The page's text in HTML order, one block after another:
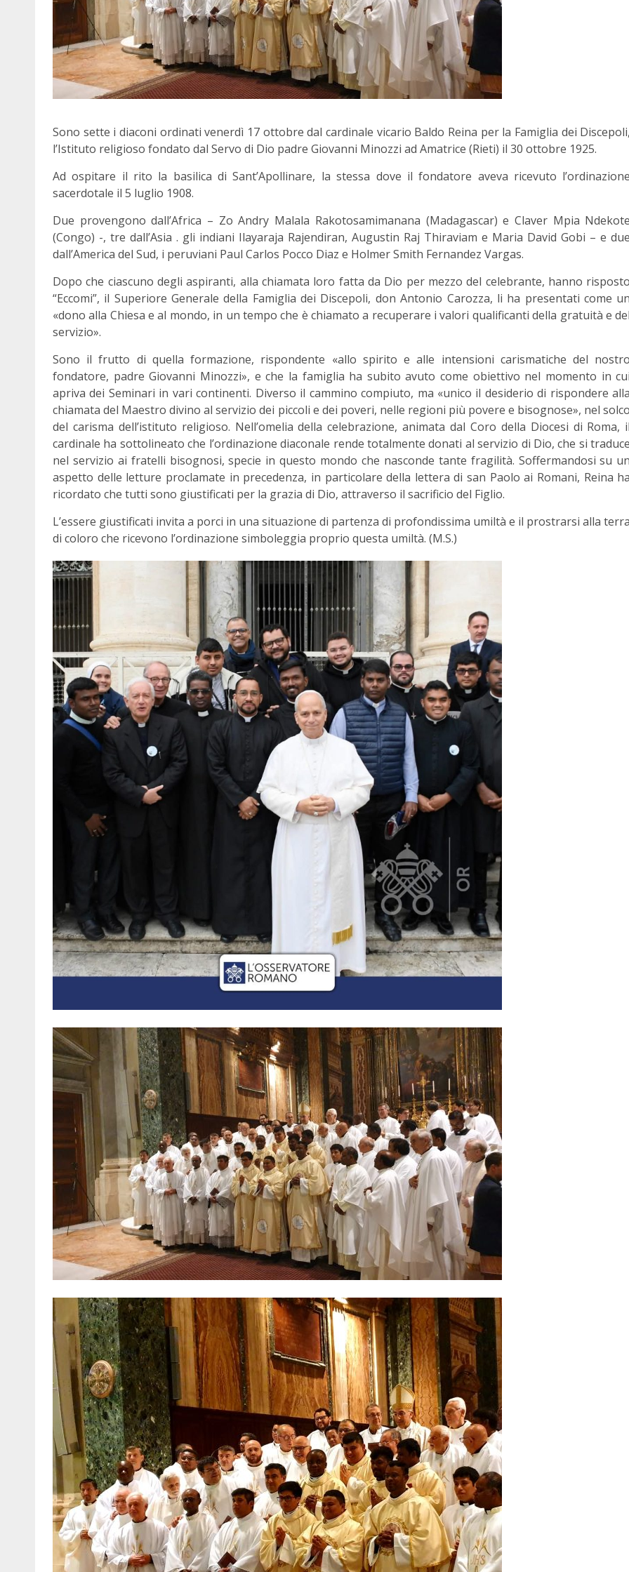
Sono sette i diaconi ordinati venerdì 17 ottobre dal cardinale vicario Baldo Reina per la Famiglia dei Discepoli,
l’Istituto religioso fondato dal Servo di Dio padre Giovanni Minozzi ad Amatrice (Rieti) il 30 ottobre 1925.
Ad ospitare il rito la basilica di Sant’Apollinare, la stessa dove il fondatore aveva ricevuto l’ordinazione
sacerdotale il 5 luglio 1908.
Due provengono dall’Africa – Zo Andry Malala Rakotosamimanana (Madagascar) e Claver Mpia Ndekote
(Congo) -, tre dall’Asia . gli indiani Ilayaraja Rajendiran, Augustin Raj Thiraviam e Maria David Gobi – e due
dall’America del Sud, i peruviani Paul Carlos Pocco Diaz e Holmer Smith Fernandez Vargas.
Dopo che ciascuno degli aspiranti, alla chiamata loro fatta da Dio per mezzo del celebrante, hanno risposto
“Eccomi”, il Superiore Generale della Famiglia dei Discepoli, don Antonio Carozza, li ha presentati come un
«dono alla Chiesa e al mondo, in un tempo che è chiamato a recuperare i valori qualificanti della gratuità e del
servizio».
Sono il frutto di quella formazione, rispondente «allo spirito e alle intensioni carismatiche del nostro
fondatore, padre Giovanni Minozzi», e che la famiglia ha subito avuto come obiettivo nel momento in cui
apriva dei Seminari in vari continenti. Diverso il cammino compiuto, ma «unico il desiderio di rispondere alla
chiamata del Maestro divino al servizio dei piccoli e dei poveri, nelle regioni più povere e bisognose», nel solco
del carisma dell’istituto religioso. Nell’omelia della celebrazione, animata dal Coro della Diocesi di Roma, il
cardinale ha sottolineato che l’ordinazione diaconale rende totalmente donati al servizio di Dio, che si traduce
nel servizio ai fratelli bisognosi, specie in questo mondo che nasconde tante fragilità. Soffermandosi su un
aspetto delle letture proclamate in precedenza, in particolare della lettera di san Paolo ai Romani, Reina ha
ricordato che tutti sono giustificati per la grazia di Dio, attraverso il sacrificio del Figlio.
L’essere giustificati invita a porci in una situazione di partenza di profondissima umiltà e il prostrarsi alla terra
di coloro che ricevono l’ordinazione simboleggia proprio questa umiltà. (M.S.)